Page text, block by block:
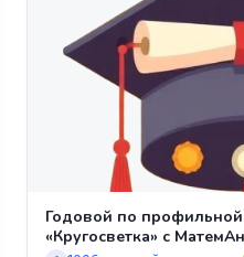
Годовой по профильной
«Кругосветка» с